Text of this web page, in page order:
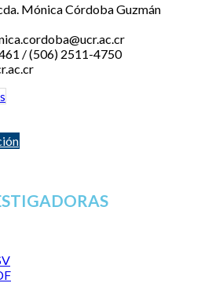
Mónica Córdoba Guzmán
/ (506) 2511-4750